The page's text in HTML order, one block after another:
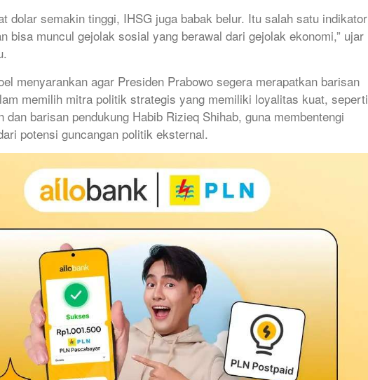
dolar semakin tinggi, IHSG juga babak belur. Itu salah satu indikator
bisa muncul gejolak sosial yang berawal dari gejolak ekonomi,” ujar
menyarankan agar Presiden Prabowo segera merapatkan barisan
memilih mitra politik strategis yang memiliki loyalitas kuat, seperti
dan barisan pendukung Habib Rizieq Shihab, guna membentengi
potensi guncangan politik eksternal.